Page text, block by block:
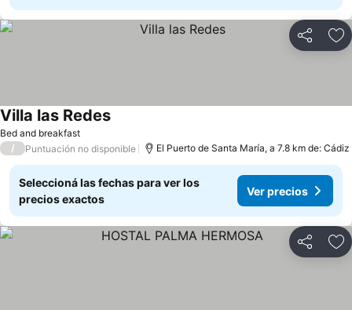
Compartir
Bed and breakfast
Villa las RedesVer precios
/ Puntuación no disponible El Puerto de Santa María, a 7.8 km de: Cádiz
Seleccioná las fechas para ver los
precios exactos
Ver precios
Compartir